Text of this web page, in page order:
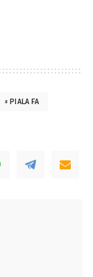
PIALA FA